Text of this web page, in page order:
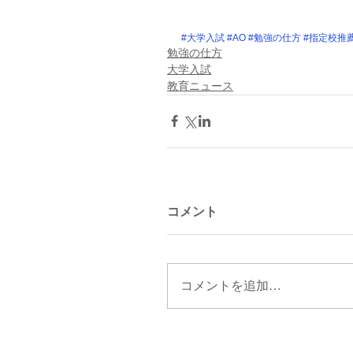
#大学入試 #AO #勉強の仕方 #指定校推
勉強の仕方
大学入試
教育ニュース
コメント
コメントを追加…